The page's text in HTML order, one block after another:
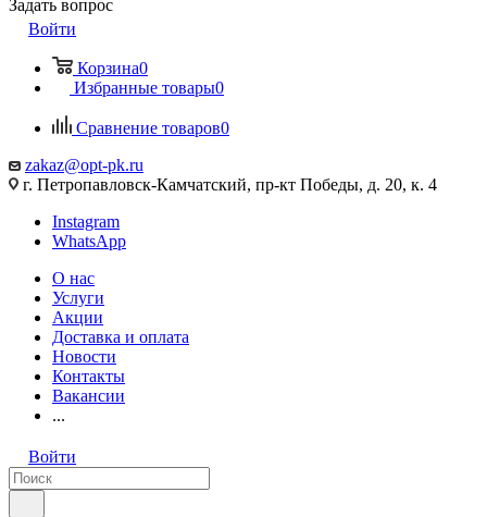
Задать вопрос
Войти
Корзина0
Избранные товары0
Сравнение товаров0
zakaz@opt-pk.ru
г. Петропавловск-Камчатский, пр-кт Победы, д. 20, к. 4
Instagram
WhatsApp
О нас
Услуги
Акции
Доставка и оплата
Новости
Контакты
Вакансии
...
Войти